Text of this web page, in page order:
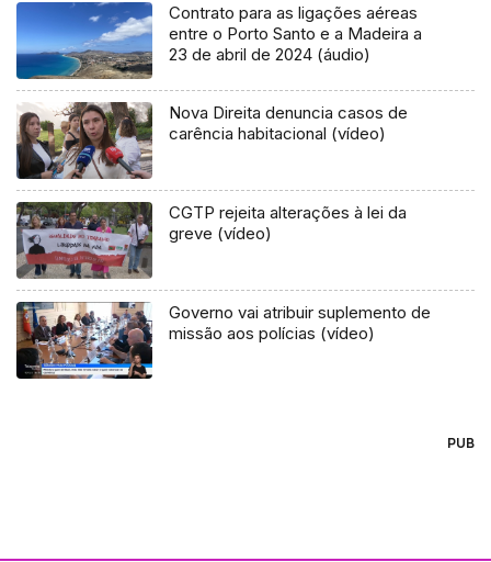
Contrato para as ligações aéreas
entre o Porto Santo e a Madeira a
23 de abril de 2024 (áudio)
Nova Direita denuncia casos de
carência habitacional (vídeo)
CGTP rejeita alterações à lei da
greve (vídeo)
Governo vai atribuir suplemento de
missão aos polícias (vídeo)
PUB